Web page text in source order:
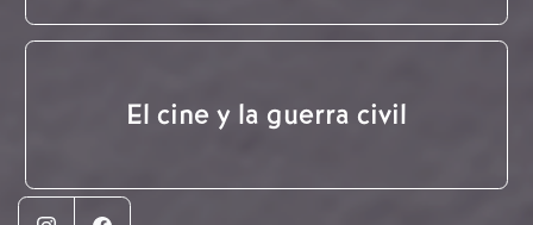
El cine y la guerra civil